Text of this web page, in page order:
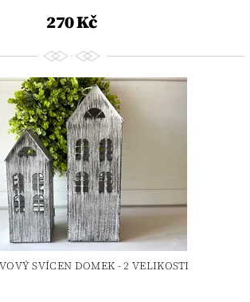
270 Kč
SVÍCEN DOMEK - 2 VELIKOSTI